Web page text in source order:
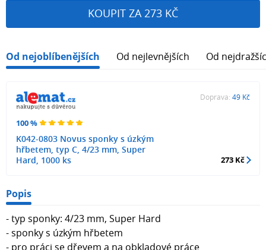
KOUPIT ZA 273 KČ
Od nejoblíbenějších Od nejlevnějších Od
100 %
K042-0803 Novus sponky s úzkým
hřbetem, typ C, 4/23 mm, Super
Hard, 1000 ks
Doprava: 49 Kč
273 Kč
Popis
- typ sponky: 4/23 mm, Super Hard
- sponky s úzkým hřbetem
- pro práci se dřevem a na obkladové práce